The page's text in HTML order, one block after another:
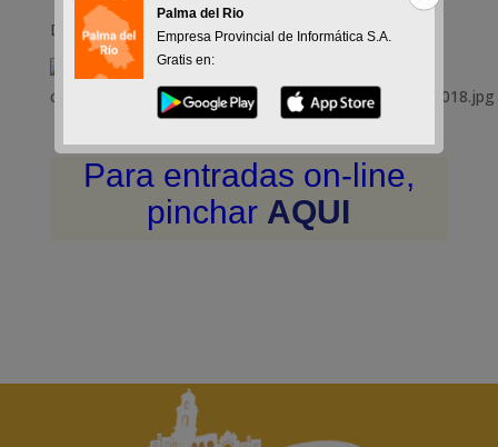
Días 23, 24 y 25 marzo 2018
Para entradas on-line,
pinchar AQUI
Palma del Rio
Empresa Provincial de Informática S.A.
Gratis en: